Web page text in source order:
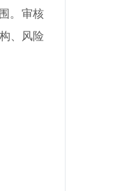
。审核
、风险